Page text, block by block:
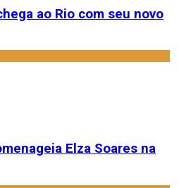
ao Rio com seu novo
Elza Soares na